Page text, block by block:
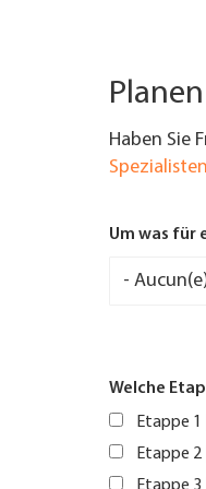
Haben Sie
Spezialisten
Um was für
Welche
Etappe 1
Etappe 2